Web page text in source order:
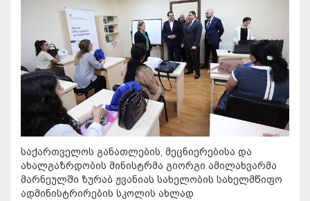
საქართველოს განათლების, მეცნიერებისა და
ახალგაზრდობის მინისტრმა გიორგი ამილახვარმა
მარნეულში ზურაბ ჟვანიას სახელობის სახელმწიფო
ადმინისტრირების სკოლის ახლად